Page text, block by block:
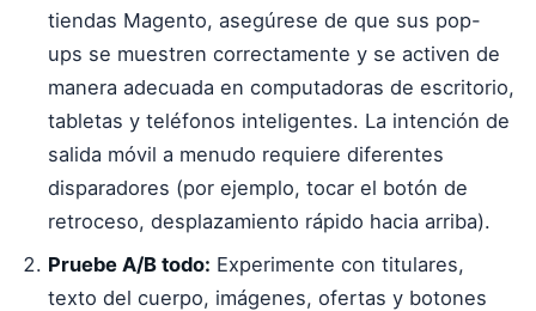
tiendas Magento, asegúrese de que sus pop-
ups se muestren correctamente y se activen de
manera adecuada en computadoras de escritorio,
tabletas y teléfonos inteligentes. La intención de
salida móvil a menudo requiere diferentes
disparadores (por ejemplo, tocar el botón de
retroceso, desplazamiento rápido hacia arriba).
Pruebe A/B todo: Experimente con titulares,
texto del cuerpo, imágenes, ofertas y botones